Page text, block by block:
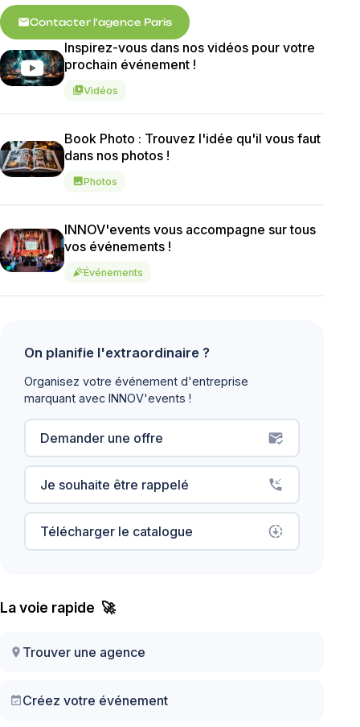
mailContacter l'agence Paris
Inspirez-vous dans nos vidéos pour votre
prochain événement !
video_libraryVidéos
Book Photo : Trouvez l'idée qu'il vous faut
dans nos photos !
image Photos
INNOV'events vous accompagne sur tous
vos événements !
celebrationÉvénements
On planifie l'extraordinaire ?
Organisez votre événement d'entreprise
marquant avec INNOV'events !
Demander une offre mark_email_read
Je souhaite être rappelé phone_callback
Télécharger le catalogue downloading
La voie rapide 🚀
location_on Trouver une agence
event_availableCréez votre événement